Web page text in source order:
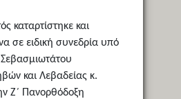
καταρτίστηκε και
σε ειδική συνεδρία υπό
και Λεβαδείας κ.
Ζ΄ Πανορθόδοξη